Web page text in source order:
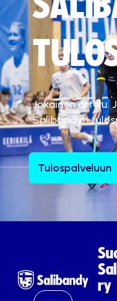
Jokainen ottelu.
Salibandyn
Tulospalveluun
ry